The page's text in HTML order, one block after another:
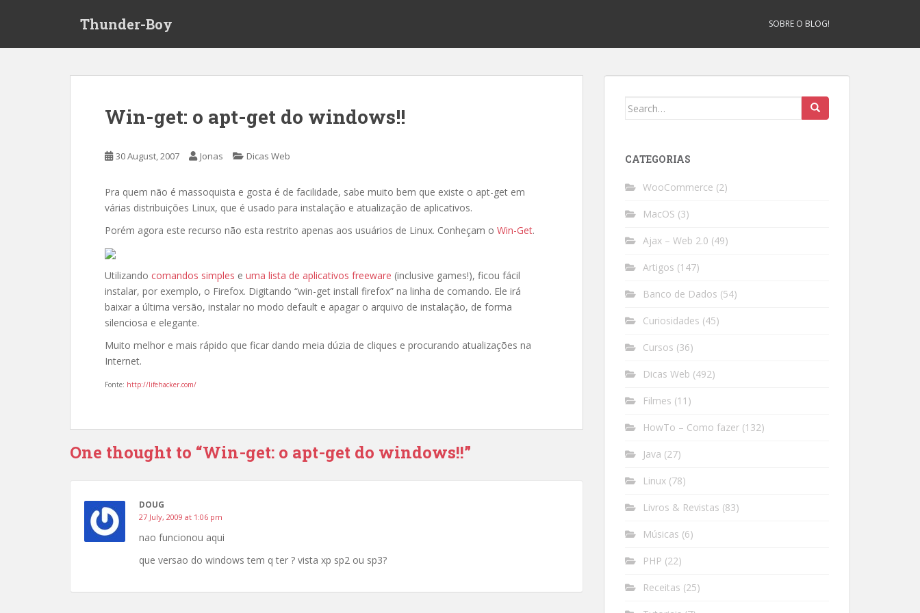
Thunder-Boy SOBRE O BLOG!
Win-get: o apt-get do windows!!
30 August, 2007 Jonas Dicas Web
Pra quem não é massoquista e gosta é de facilidade, sabe muito bem que existe o apt-get em
várias distribuições Linux, que é usado para instalação e atualização de aplicativos.
Porém agora este recurso não esta restrito apenas aos usuários de Linux. Conheçam o Win-Get.
Utilizando comandos simples e uma lista de aplicativos freeware (inclusive games!), ficou fácil
instalar, por exemplo, o Firefox. Digitando “win-get install firefox” na linha de comando. Ele irá
baixar a última versão, instalar no modo default e apagar o arquivo de instalação, de forma
silenciosa e elegante.
Muito melhor e mais rápido que ficar dando meia dúzia de cliques e procurando atualizações na
Internet.
Fonte: http://lifehacker.com/
One thought to “Win-get: o apt-get do windows!!”
DOUG
27 July, 2009 at 1:06 pm
nao funcionou aqui
que versao do windows tem q ter ? vista xp sp2 ou sp3?
Search
CATEGORIAS
WooCommerce (2)
MacOS (3)
Ajax – Web 2.0 (49)
Artigos (147)
Banco de Dados (54)
Curiosidades (45)
Cursos (36)
Dicas Web (492)
Filmes (11)
HowTo – Como fazer (132)
Java (27)
Linux (78)
Livros & Revistas (83)
Músicas (6)
PHP (22)
Receitas (25)